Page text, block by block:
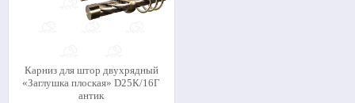
Карниз для штор двухрядный
«Заглушка плоская» D25К/16Г
антик